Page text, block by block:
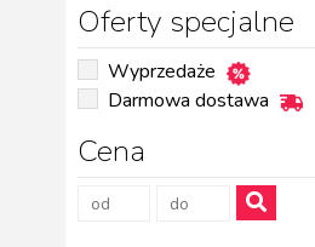
Oferty specjalne
Wyprzedaże
Darmowa dostawa
Cena